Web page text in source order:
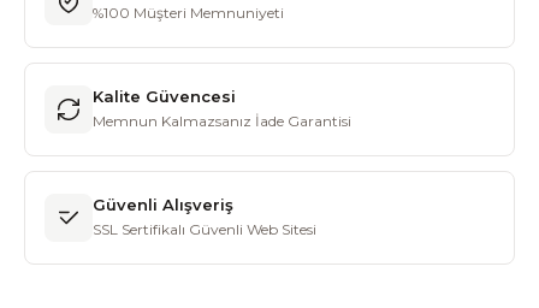
%100 Müşteri Memnuniyeti
Kalite Güvencesi
Memnun Kalmazsanız İade Garantisi
Güvenli Alışveriş
SSL Sertifikalı Güvenli Web Sitesi